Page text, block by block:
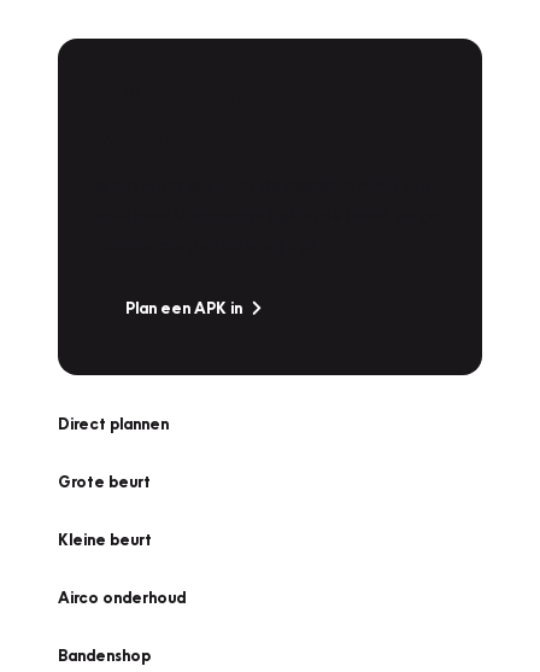
Plan een APK in
Direct plannen
Grote beurt
Kleine beurt
Airco onderhoud
Bandenshop